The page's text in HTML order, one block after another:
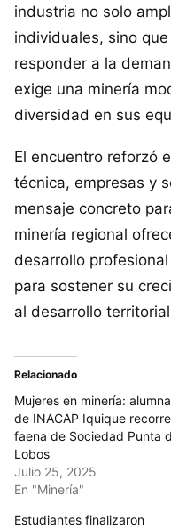
industria no solo
individuales, sino
responder a la
exige una minería
diversidad en sus
El encuentro reforzó
técnica, empresas y
mensaje concreto
minería regional
desarrollo
para sostener su
al desarrollo
Relacionado
Mujeres en minería:
de INACAP Iquique
faena de Sociedad Punta
Lobos
Julio 25, 2025
En "Minería"
Estudiantes finalizaron